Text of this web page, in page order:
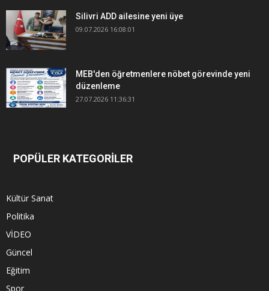
Silivri ADD ailesine yeni üye
09.07.2026 16:08:01
MEB'den öğretmenlere nöbet görevinde yeni
düzenleme
27.07.2026 11:36:31
POPÜLER KATEGORİLER
Kültür Sanat
Politika
VİDEO
Güncel
Eğitim
Spor